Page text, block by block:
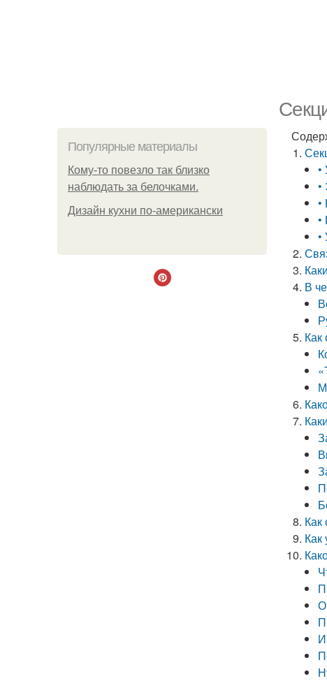
Популярные материалы
Кому-то повезло так близко
наблюдать за белочками.
Дизайн кухни по-американски
•
•
•
•
В
Как
Как
Как